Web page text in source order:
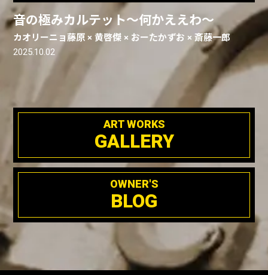
音の極みカルテット～何かええわ～
カオリーニョ藤原 × 黄啓傑 × おーたかずお × 斎藤一郎
2025.10.02
ART WORKS
GALLERY
OWNER'S
BLOG